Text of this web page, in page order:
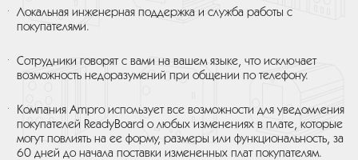
Локальная инженерная поддержка и служба работы с
покупателями.
Сотрудники говорят с вами на вашем языке, что исключает
возможность недоразумений при общении по телефону.
Компания Ampro использует все возможности для уведомления
покупателей ReadyBoard о любых изменениях в плате, которые
могут повлиять на ее форму, размеры или функциональность, за
60 дней до начала поставки измененных плат покупателям.